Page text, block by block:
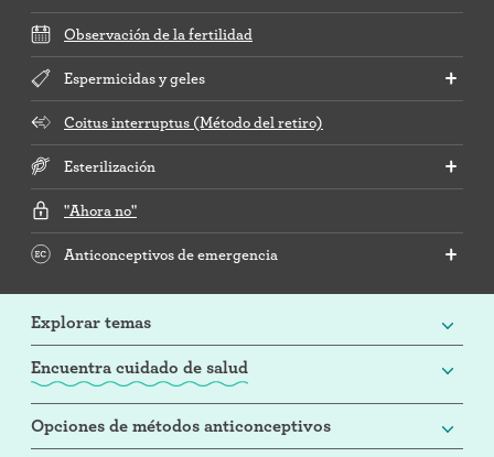
Observación de la fertilidad
Espermicidas y geles
Coitus interruptus (Método del retiro)
Esterilización
"Ahora no"
Anticonceptivos de emergencia
Explorar temas
Encuentra cuidado de salud
Opciones de métodos anticonceptivos